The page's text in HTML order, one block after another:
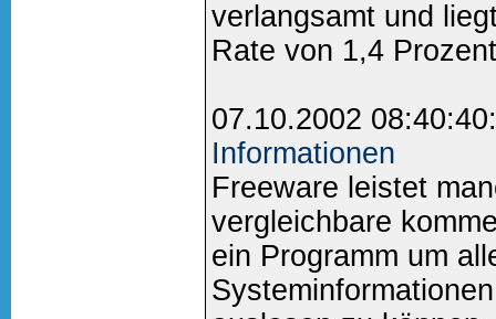
verlangsamt und
Rate von 1,4
07.10.2002
Informationen
Freeware leistet
vergleichbare
ein Programm um